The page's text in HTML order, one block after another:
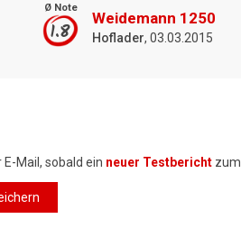
Ø Note
1.8
Weidemann 1250
Hoflader, 03.03.2015
Mail, sobald ein neuer Testbericht zum